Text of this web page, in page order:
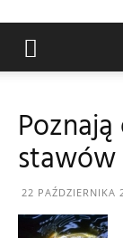
22 PAŹDZIERNIKA